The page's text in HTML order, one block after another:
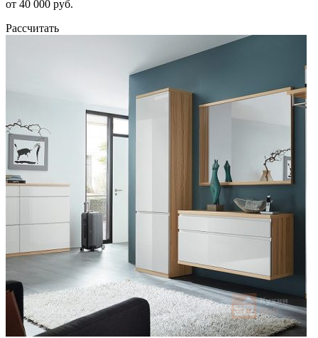
от 40 000 руб.
Рассчитать